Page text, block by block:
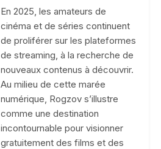
En 2025, les amateurs de
cinéma et de séries continuent
de proliférer sur les plateformes
de streaming, à la recherche de
nouveaux contenus à découvrir.
Au milieu de cette marée
numérique, Rogzov s’illustre
comme une destination
incontournable pour visionner
gratuitement des films et des